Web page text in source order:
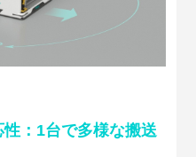
：1台で多様な搬送